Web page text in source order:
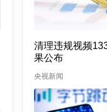
清理违规视频
果公布
央视新闻